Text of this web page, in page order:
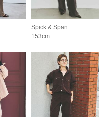
Spick & Span
153cm